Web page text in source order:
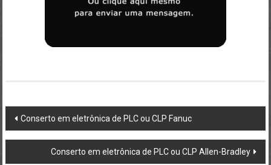
Post
navigation
Conserto em eletrônica de PLC ou CLP Fanuc
Conserto em eletrônica de PLC ou CLP Allen-Bradley